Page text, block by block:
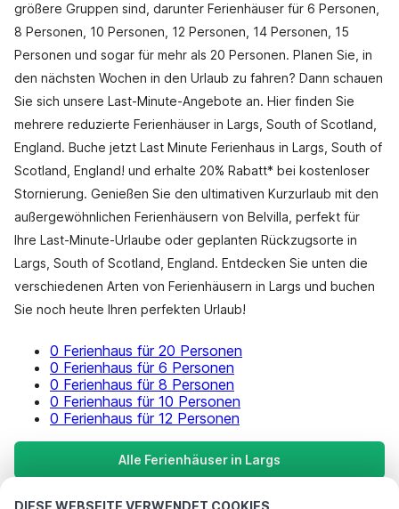
DIESE WEBSEITE VERWENDET COOKIES
größere Gruppen sind, darunter Ferienhäuser für 6 Personen,
8 Personen, 10 Personen, 12 Personen, 14 Personen, 15
Personen und sogar für mehr als 20 Personen. Planen Sie, in
den nächsten Wochen in den Urlaub zu fahren? Dann schauen
Sie sich unsere Last-Minute-Angebote an. Hier finden Sie
mehrere reduzierte Ferienhäuser in Largs, South of Scotland,
England. Buche jetzt Last Minute Ferienhaus in Largs, South of
Scotland, England! und erhalte 20% Rabatt* bei kostenloser
Stornierung. Genießen Sie den ultimativen Kurzurlaub mit den
außergewöhnlichen Ferienhäusern von Belvilla, perfekt für
Ihre Last-Minute-Urlaube oder geplanten Rückzugsorte in
Largs, South of Scotland, England. Entdecken Sie unten die
verschiedenen Arten von Ferienhäusern in Largs und buchen
Sie noch heute Ihren perfekten Urlaub!
0 Ferienhaus für 20 Personen
0 Ferienhaus für 6 Personen
0 Ferienhaus für 8 Personen
0 Ferienhaus für 10 Personen
0 Ferienhaus für 12 Personen
Alle Ferienhäuser in Largs